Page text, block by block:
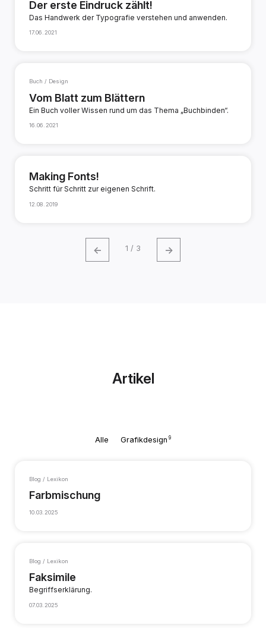
Der erste Eindruck zählt!
Das Handwerk der Typografie verstehen und anwenden.
17.06.2021
Buch / Design
Vom Blatt zum Blättern
Ein Buch voller Wissen rund um das Thema „Buchbinden“.
16.06.2021
Making Fonts!
Schritt für Schritt zur eigenen Schrift.
12.08.2019
← 1 / 3 →
Artikel
Alle Grafikdesign 9
Blog / Lexikon
Farbmischung
10.03.2025
Blog / Lexikon
Faksimile
Begriffserklärung.
07.03.2025